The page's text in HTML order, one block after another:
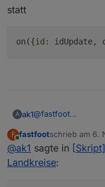
statt
on({id : idUpdate,
A ak1@fastfoot
eingeschlichen,
statt
F
Online
fastfootschrieb am 6.
zuletzt editiert
@ak1 sagte in
Landkreise: